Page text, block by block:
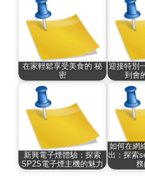
在家輕鬆享受美食的 秘
密
迎接特別
到會
新興電子煙體驗：探索
SP2S電子煙主機的魅力
如何在網
出：探索
務